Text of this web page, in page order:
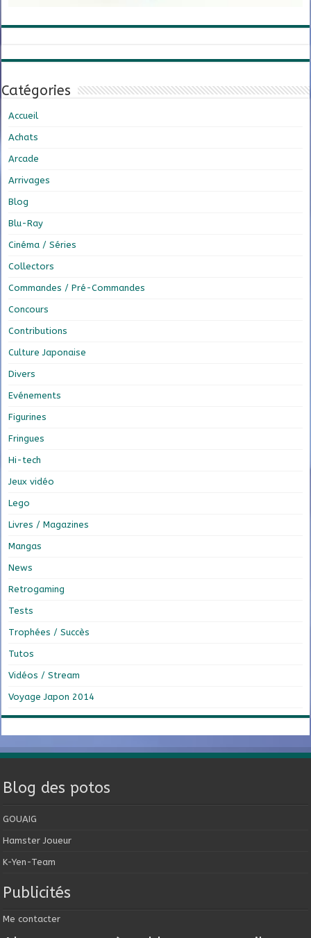
Catégories
Accueil
Achats
Arcade
Arrivages
Blog
Blu-Ray
Cinéma / Séries
Collectors
Commandes / Pré-Commandes
Concours
Contributions
Culture Japonaise
Divers
Evénements
Figurines
Fringues
Hi-tech
Jeux vidéo
Lego
Livres / Magazines
Mangas
News
Retrogaming
Tests
Trophées / Succès
Tutos
Vidéos / Stream
Voyage Japon 2014
Blog des potos
GOUAIG
Hamster Joueur
K-Yen-Team
Publicités
Me contacter